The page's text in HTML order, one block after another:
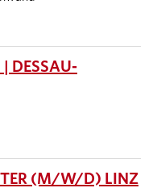
DESSAU-
(M/W/D) LINZ